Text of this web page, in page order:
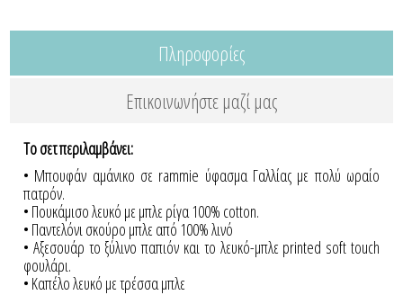
Πληροφορίες
Επικοινωνήστε μαζί μας
To σετ περιλαμβάνει:
• Μπουφάν αμάνικο σε rammie ύφασμα Γαλλίας με πολύ ωραίο
πατρόν.
• Πουκάμισο λευκό με μπλε ρίγα 100% cotton.
• Παντελόνι σκούρο μπλε από 100% λινό
• Αξεσουάρ το ξύλινο παπιόν και το λευκό-μπλε printed soft touch
φουλάρι.
• Καπέλο λευκό με τρέσσα μπλε